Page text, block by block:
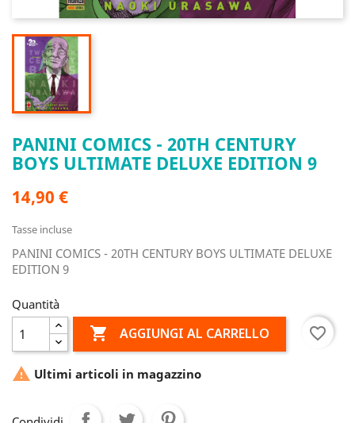
PANINI COMICS - 20TH CENTURY
BOYS ULTIMATE DELUXE EDITION 9
14,90 €
Tasse incluse
PANINI COMICS - 20TH CENTURY BOYS ULTIMATE DELUXE
EDITION 9
Quantità
 AGGIUNGI AL CARRELLO favorite_border
 Ultimi articoli in magazzino